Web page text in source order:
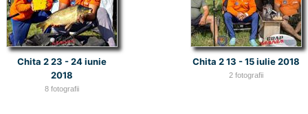
Chita 2 23 - 24 iunie
2018
8 fotografii
Chita 2 13 - 15 iulie 2018
2 fotografii